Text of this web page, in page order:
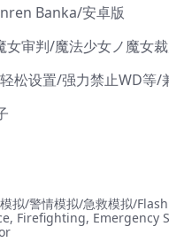
Banka/安卓版
女审判/魔法少女ノ魔女
松设置/强力禁止WD等/
拟/警情模拟/急救模拟/
Firefighting, Emergency